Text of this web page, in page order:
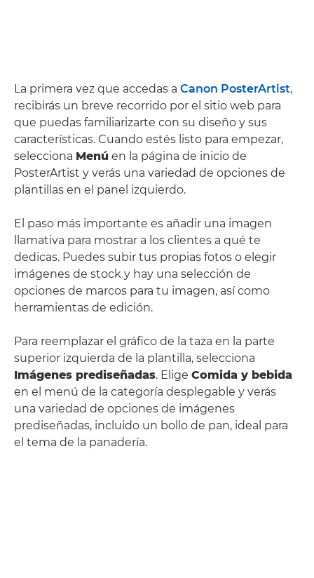
La primera vez que accedas a Canon PosterArtist,
recibirás un breve recorrido por el sitio web para
que puedas familiarizarte con su diseño y sus
características. Cuando estés listo para empezar,
selecciona Menú en la página de inicio de
PosterArtist y verás una variedad de opciones de
plantillas en el panel izquierdo.
El paso más importante es añadir una imagen
llamativa para mostrar a los clientes a qué te
dedicas. Puedes subir tus propias fotos o elegir
imágenes de stock y hay una selección de
opciones de marcos para tu imagen, así como
herramientas de edición.
Para reemplazar el gráfico de la taza en la parte
superior izquierda de la plantilla, selecciona
Imágenes prediseñadas. Elige Comida y bebida
en el menú de la categoría desplegable y verás
una variedad de opciones de imágenes
prediseñadas, incluido un bollo de pan, ideal para
el tema de la panadería.